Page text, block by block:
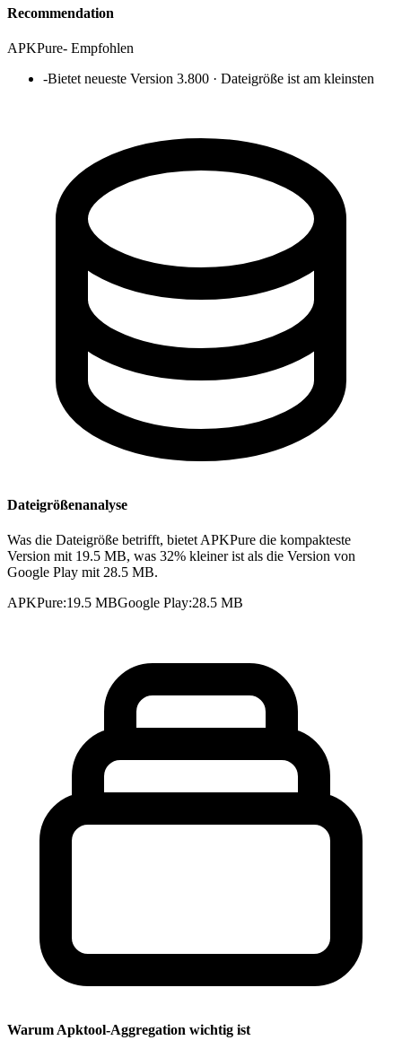
Recommendation
APKPure- Empfohlen
-Bietet neueste Version 3.800 · Dateigröße ist am kleinsten
Dateigrößenanalyse
Was die Dateigröße betrifft, bietet APKPure die kompakteste
Version mit 19.5 MB, was 32% kleiner ist als die Version von
Google Play mit 28.5 MB.
APKPure:19.5 MBGoogle Play:28.5 MB
Warum Apktool-Aggregation wichtig ist